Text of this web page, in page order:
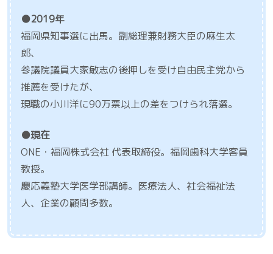
●2019年
福岡県知事選に出馬。副総理兼財務大臣の麻生太
郎、
参議院議員大家敏志の後押しを受け自由民主党から
推薦を受けたが、
現職の小川洋に90万票以上の差をつけられ落選。
●現在
ONE・福岡株式会社 代表取締役。福岡歯科大学客員
教授。
慶応義塾大学医学部講師。医療法人、社会福祉法
人、企業の顧問多数。